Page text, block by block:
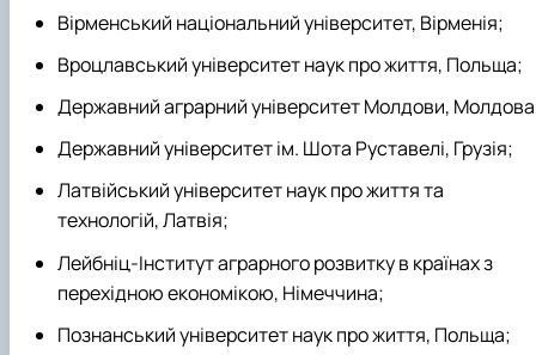
Вірменський національний університет, Вірменія;
Вроцлавський університет наук про життя, Польща;
Державний аграрний університет Молдови,
Державний університет ім. Шота Руставелі, Грузія;
Латвійський університет наук про життя та
технологій, Латвія;
Лейбніц-Інститут аграрного розвитку в країнах з
перехідною економікою, Німеччина;
Познанський університет наук про життя, Польща;